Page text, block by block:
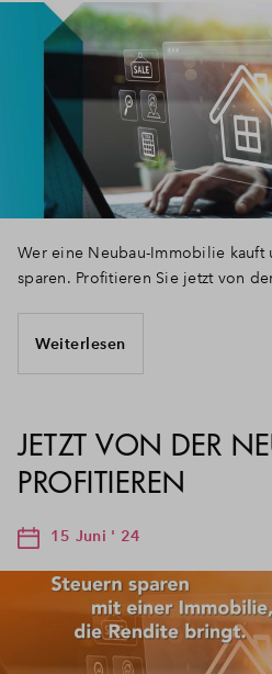
Wer eine Neubau-Immobilie kauft
sparen. Profitieren Sie jetzt von
Weiterlesen
JETZT VON DER
PROFITIEREN
15 Juni ' 24